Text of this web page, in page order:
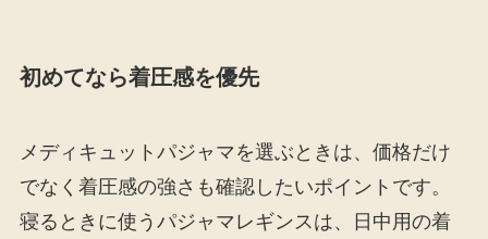
初めてなら着圧感を優先
メディキュットパジャマを選ぶときは、価格だけ
でなく着圧感の強さも確認したいポイントです。
寝るときに使うパジャマレギンスは、日中用の着